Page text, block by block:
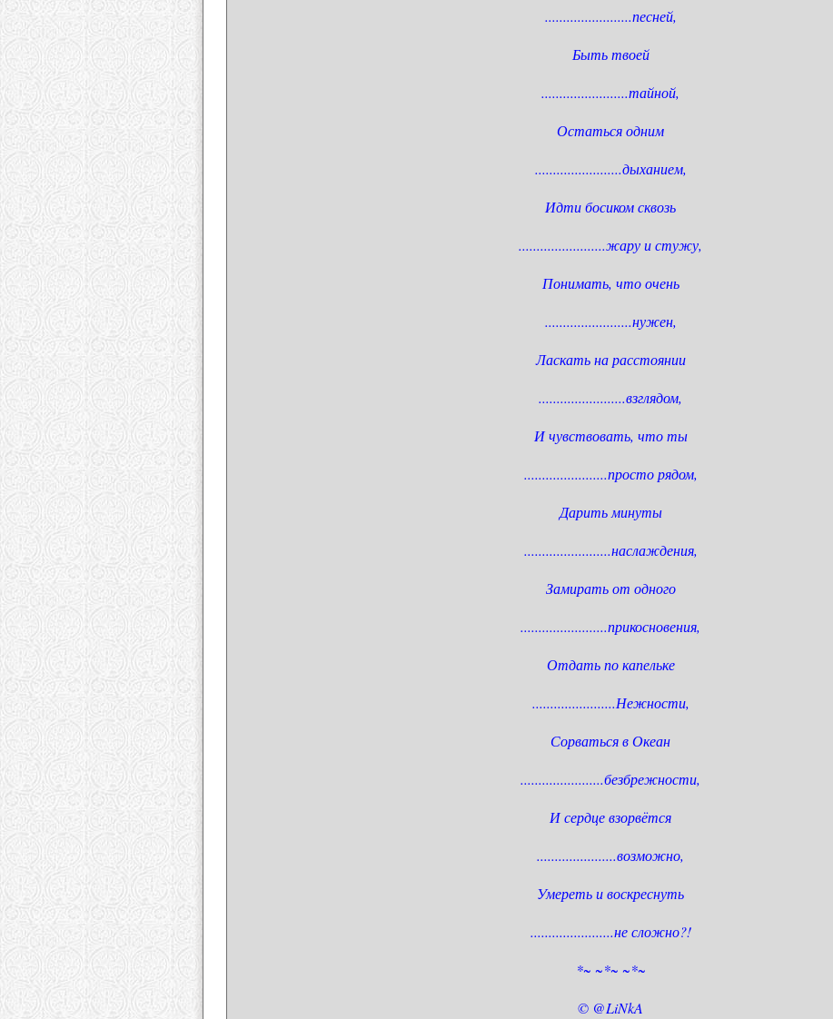
........................песней,
Быть твоей
........................тайной,
Остаться одним
........................дыханием,
Идти босиком сквозь
........................жару и стужу,
Понимать, что очень
........................нужен,
Ласкать на расстоянии
........................взглядом,
И чувствовать, что ты
.......................просто рядом,
Дарить минуты
........................наслаждения,
Замирать от одного
........................прикосновения,
Отдать по капельке
.......................Нежности,
Сорваться в Океан
.......................безбрежности,
И сердце взорвётся
......................возможно,
Умереть и воскреснуть
.......................не сложно?!
*~ ~*~ ~*~
© @LiNkA